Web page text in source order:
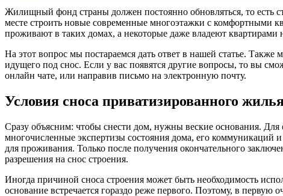
Жилищный фонд страны должен постоянно обновляться, то есть
месте строить новые современные многоэтажки с комфортными
проживают в таких домах, а некоторые даже владеют квартирами
На этот вопрос мы постараемся дать ответ в нашей статье.
идущего под снос. Если у вас появятся другие вопросы, то вы
онлайн чате, или направив письмо на электронную почту.
Условия сноса приватизированного
Сразу объясним: чтобы снести дом, нужны веские основания.
многочисленные экспертизы состояния дома, его
для проживания. Только после получения окончательного
разрешения на снос строения.
Иногда причиной сноса строения может быть необходимость
основание встречается гораздо реже первого. Поэтому, в